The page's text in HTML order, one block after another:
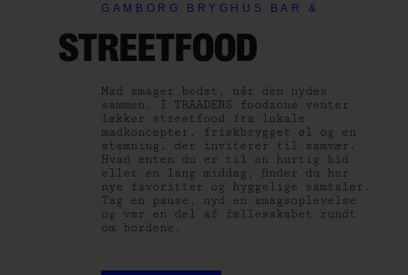
GAMBORG BRYGHUS BAR &
STREETFOOD
Mad smager bedst, når den nydes
sammen. I TRAADENS foodzone venter
lækker streetfood fra lokale
madkoncepter, friskbrygget øl og en
stemning, der inviterer til samvær.
Hvad enten du er til en hurtig bid
eller en lang middag, finder du her
nye favoritter og hyggelige samtaler.
Tag en pause, nyd en smagsoplevelse
og vær en del af fællesskabet rundt
om bordene.